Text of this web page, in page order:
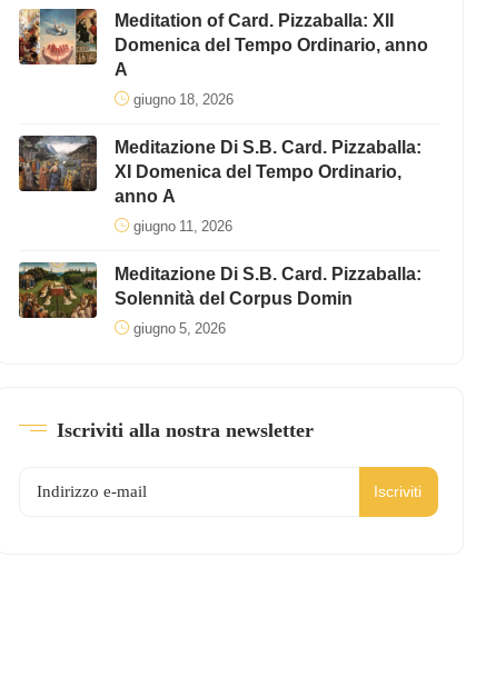
Meditation of Card. Pizzaballa: XII
Domenica del Tempo Ordinario, anno
A
giugno 18, 2026
Meditazione Di S.B. Card. Pizzaballa:
XI Domenica del Tempo Ordinario,
anno A
giugno 11, 2026
Meditazione Di S.B. Card. Pizzaballa:
Solennità del Corpus Domin
giugno 5, 2026
Iscriviti alla nostra newsletter
Iscriviti